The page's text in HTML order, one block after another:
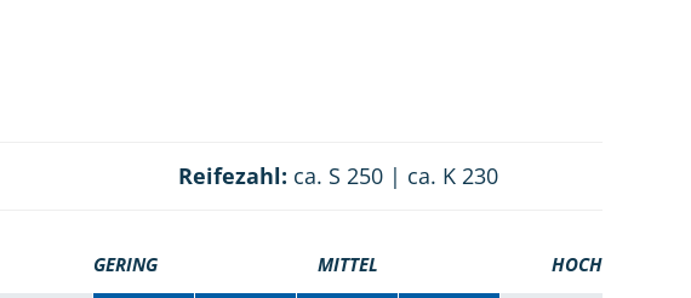
Reifezahl: ca. S 250 | ca. K 230
GERING MITTEL HOCH